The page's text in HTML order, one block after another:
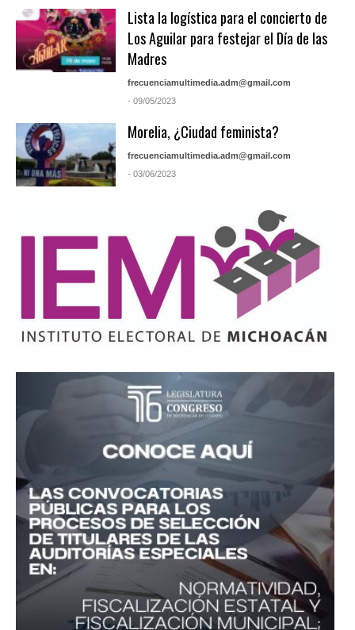
Lista la logística para el concierto de
Los Aguilar para festejar el Día de las
Madres
frecuenciamultimedia.adm@gmail.com
- 09/05/2023
Morelia, ¿Ciudad feminista?
frecuenciamultimedia.adm@gmail.com
- 03/06/2023